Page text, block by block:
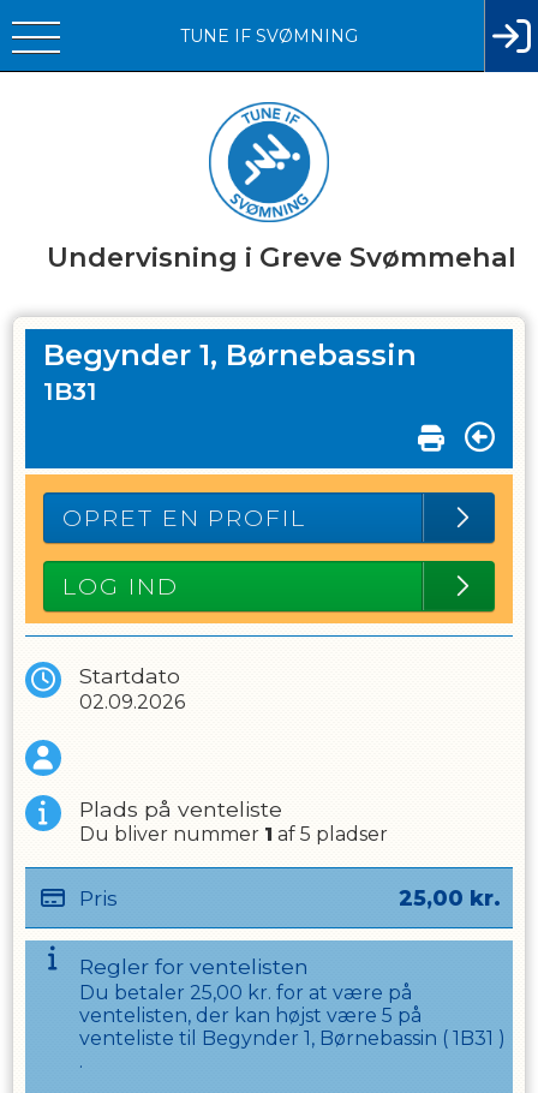
Undervisning i Greve Svømmehal
TUNE IF SVØMNING
Begynder 1, Børnebassin
1B31
OPRET EN PROFIL
LOG IND
Startdato
02.09.2026
Plads på venteliste
Du bliver nummer 1 af 5 pladser
Pris 25,00 kr.
Regler for ventelisten
Du betaler 25,00 kr. for at være på
ventelisten, der kan højst være 5 på
venteliste til
Begynder 1, Børnebassin ( 1B31 )
.